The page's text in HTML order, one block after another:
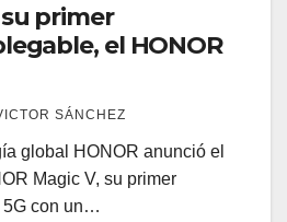
primer
el HONOR
SÁNCHEZ
global HONOR anunció el
Magic V, su primer
5G con un…